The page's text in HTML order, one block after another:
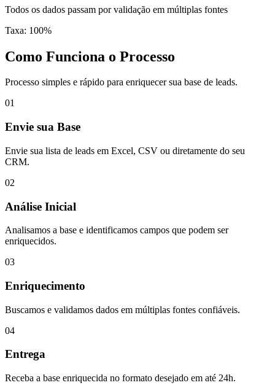
Todos os dados passam por validação em múltiplas fontes
Taxa: 100%
Como Funciona o Processo
Processo simples e rápido para enriquecer sua base de leads.
01
Envie sua Base
Envie sua lista de leads em Excel, CSV ou diretamente do seu
CRM.
02
Análise Inicial
Analisamos a base e identificamos campos que podem ser
enriquecidos.
03
Enriquecimento
Buscamos e validamos dados em múltiplas fontes confiáveis.
04
Entrega
Receba a base enriquecida no formato desejado em até 24h.